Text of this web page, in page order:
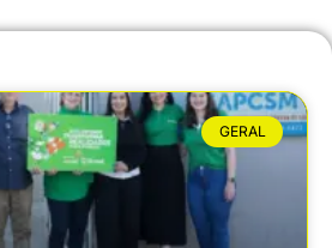
GERAL